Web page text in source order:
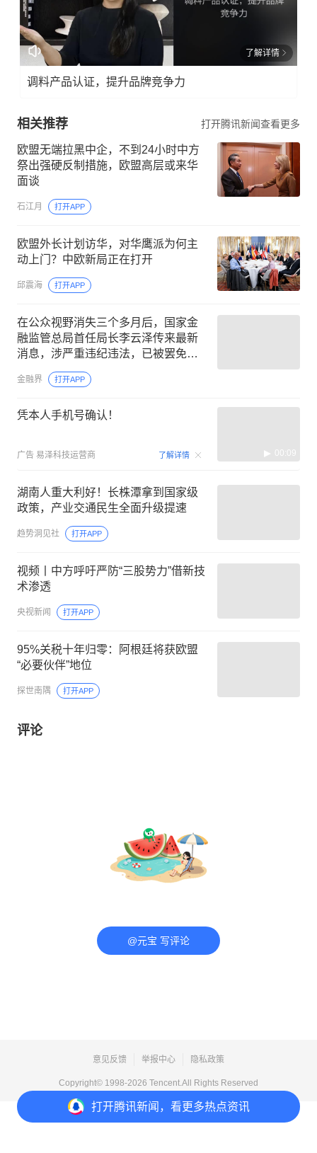
打开腾讯新闻，看更多热点资讯
了解详情
调料产品认证，提升品牌竞争力
相关推荐 打开腾讯新闻查看更多
欧盟无端拉黑中企，不到24小时中方
祭出强硬反制措施，欧盟高层或来华
面谈
石江月 打开APP
欧盟外长计划访华，对华鹰派为何主
动上门？中欧新局正在打开
邱震海 打开APP
在公众视野消失三个多月后，国家金
融监管总局首任局长李云泽传来最新
消息，涉严重违纪违法，已被罢免全
国人大代表，曾是首位“70后”正部级领
导
金融界 打开APP
凭本人手机号确认！
广告 易泽科技运营商 了解详情 00:09
湖南人重大利好！长株潭拿到国家级
政策，产业交通民生全面升级提速
趋势洞见社 打开APP
视频丨中方呼吁严防“三股势力”借新技
术渗透
央视新闻 打开APP
95%关税十年归零：阿根廷将获欧盟
“必要伙伴”地位
探世南隅 打开APP
评论
@元宝 写评论
意见反馈 举报中心 隐私政策
Copyright© 1998-2026 Tencent.All Rights Reserved